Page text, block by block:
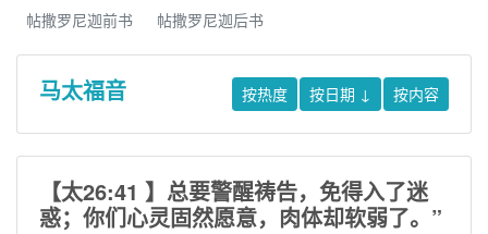
帖撒罗尼迦前书
帖撒罗尼迦后书
马太福音 按内容
按日期 ↓
按热度
【太26:41 】总要警醒祷告，免得入了迷
惑；你们心灵固然愿意，肉体却软弱了。”